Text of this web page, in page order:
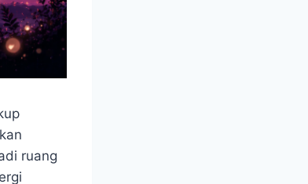
ruang